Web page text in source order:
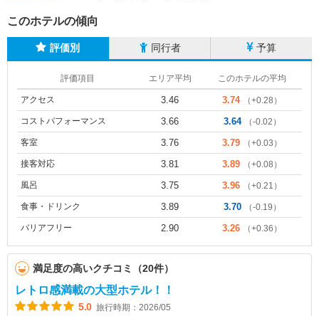
このホテルの傾向
評価別 同行者 予算
評価項目 エリア平均 このホテルの平均
アクセス 3.46 3.74 （+0.28）
コストパフォーマンス 3.66 3.64 （-0.02）
客室 3.76 3.79 （+0.03）
接客対応 3.81 3.89 （+0.08）
風呂 3.75 3.96 （+0.21）
食事・ドリンク 3.89 3.70 （-0.19）
バリアフリー 2.90 3.26 （+0.36）
満足度の高いクチコミ（20件）
レトロ感満載の大型ホテル！！
5.0 旅行時期：2026/05